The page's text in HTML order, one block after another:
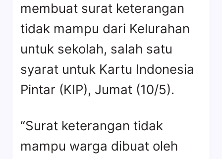
membuat surat keterangan
tidak mampu dari Kelurahan
untuk sekolah, salah satu
syarat untuk Kartu Indonesia
Pintar (KIP), Jumat (10/5).
“Surat keterangan tidak
mampu warga dibuat oleh